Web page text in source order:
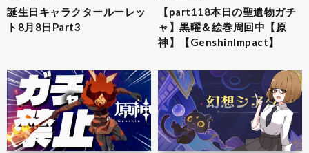
誕生日キャラクタールーレッ
ト8月8日Part3
【part118本日の聖遺物ガチ
ャ】黒曜＆絵巻周回中【原
神】【GenshinImpact】